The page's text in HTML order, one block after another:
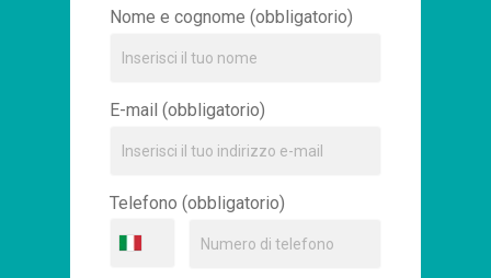
Nome e cognome (obbligatorio)
E-mail (obbligatorio)
Telefono (obbligatorio)